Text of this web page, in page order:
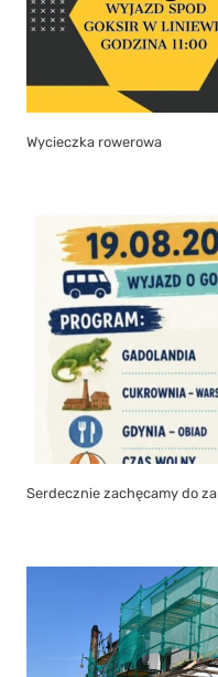
Wycieczka rowerowa
Serdecznie zachęcamy do